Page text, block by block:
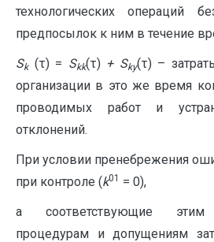
технологических операций
предпосылок к ним в течение
Sk(τ) = Skk(τ) + Sky(τ) –
организации в это же время
проводимых работ и
отклонений.
При условии пренебрежения
при контроле (k01 = 0),
а соответствующие этим
процедурам и допущениям